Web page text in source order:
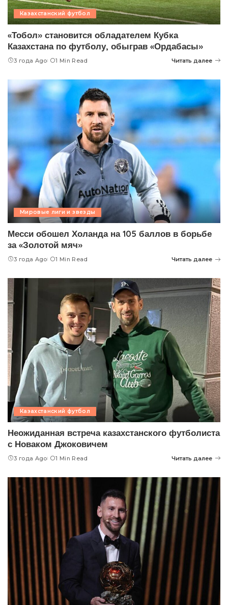
Казахстанский футбол
«Тобол» становится обладателем Кубка
Казахстана по футболу, обыграв «Ордабасы»
3 года Ago 1 Min Read Читать далее
Мировые лиги и звезды
Месси обошел Холанда на 105 баллов в борьбе
за «Золотой мяч»
3 года Ago 1 Min Read Читать далее
Казахстанский футбол
Неожиданная встреча казахстанского футболиста
с Новаком Джоковичем
3 года Ago 1 Min Read Читать далее